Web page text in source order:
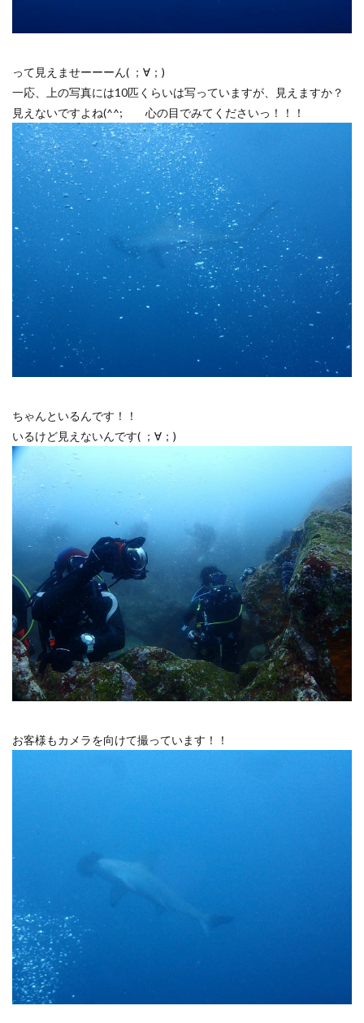
って見えませーーーん( ；∀；)
一応、上の写真には10匹くらいは写っていますが、見えますか？
見えないですよね(^^; 心の目でみてくださいっ！！！
ちゃんといるんです！！
いるけど見えないんです( ；∀；)
お客様もカメラを向けて撮っています！！